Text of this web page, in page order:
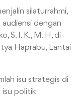
silaturrahmi,
dengan
S. I. K., M. H, di
Haprabu, Lantai
isu strategis di
isu politik